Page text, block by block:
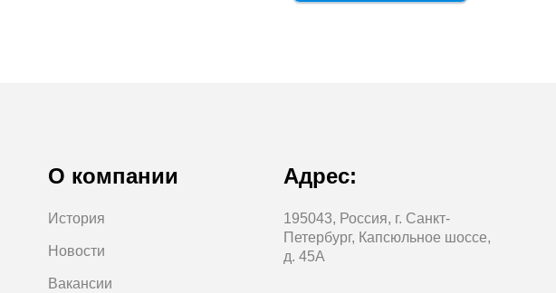
О компании
История
Новости
Вакансии
Адрес:
195043, Россия, г. Санкт-
Петербург, Капсюльное шоссе,
д. 45А